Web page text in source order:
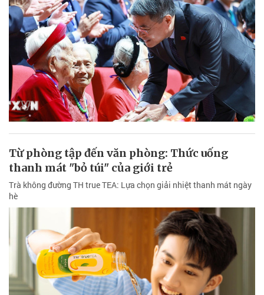
Từ phòng tập đến văn phòng: Thức uống
thanh mát "bỏ túi" của giới trẻ
Trà không đường TH true TEA: Lựa chọn giải nhiệt thanh mát ngày
hè